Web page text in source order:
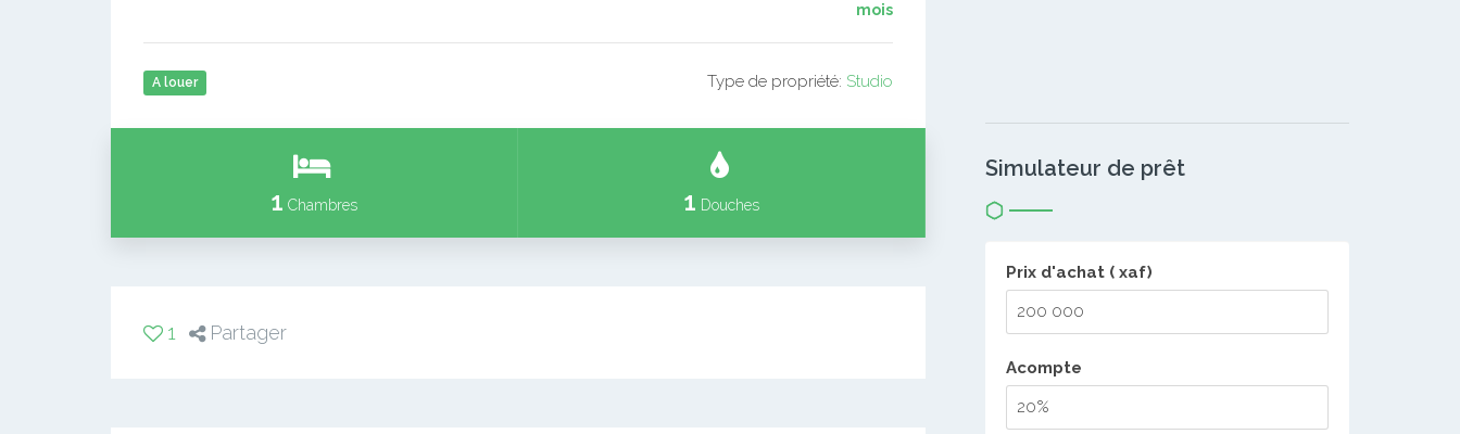
mois
A louer Type de propriété: Studio
1 Chambres 1 Douches
1 Partager
Simulateur de prêt
Prix d'achat ( xaf)
Acompte